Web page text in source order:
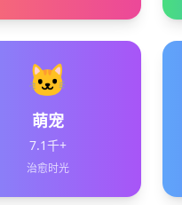
🐱
萌宠
7.1千+
治愈时光